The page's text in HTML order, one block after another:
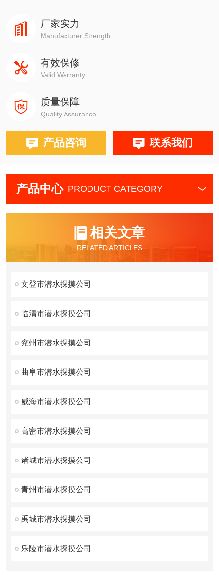
度大的工程，有着严密的安全组织机构，*的质量保证体
系，严格的安全措施，并以高质量快速度、守信誉而深受广
厂家实力
Manufacturer Strength
有效保修
Valid Warranty
质量保障
Quality Assurance
产品咨询 联系我们
产品中心 PRODUCT CATEGORY
相关文章
RELATED ARTICLES
文登市潜水探摸公司
临清市潜水探摸公司
兖州市潜水探摸公司
曲阜市潜水探摸公司
威海市潜水探摸公司
高密市潜水探摸公司
诸城市潜水探摸公司
青州市潜水探摸公司
禹城市潜水探摸公司
乐陵市潜水探摸公司